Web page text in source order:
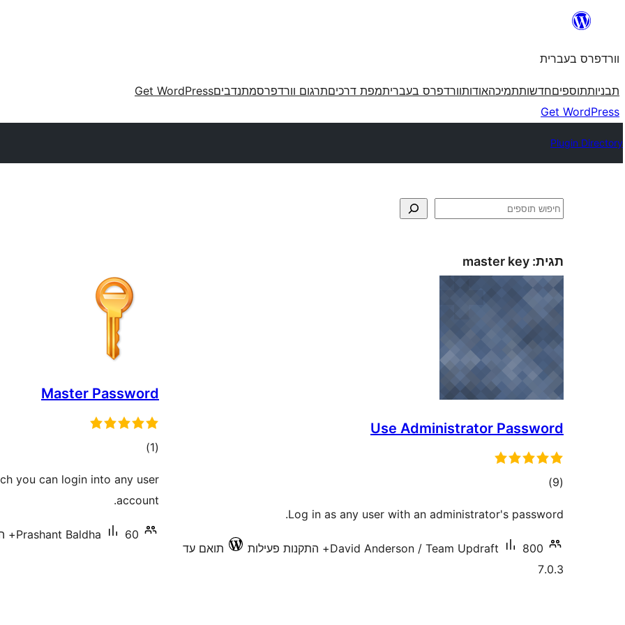
וורדפרס בעברית
תבניותתוספיםחדשותתמיכהאודותוורדפרס בעבריתמפת דרכיםתרגום וורדפרסמתנדביםGet WordPress
Get WordPress
Plugin Directory
חיפוש
תגית: master key
Use Administrator Password
(9 דרוגים)
Log in as any user with an administrator's password.
David Anderson / Team Updraft 800+ התקנות פעילות
תואם עד
7.0.3
Master Password
(1 דרוגים)
you can login into any user
account.
Prashant Baldha 60+ התקנות פעילות